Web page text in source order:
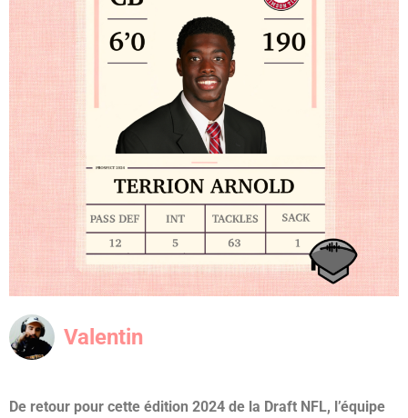
Valentin
De retour pour cette édition 2024 de la Draft NFL, l’équipe